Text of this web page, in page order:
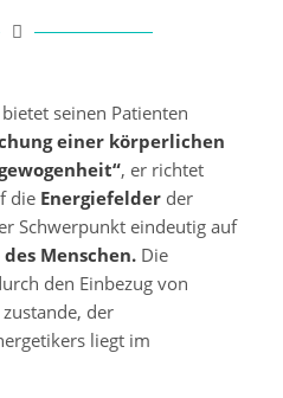
seinen Patienten
einer körperlichen
, er richtet
die Energiefelderder
Schwerpunkt eindeutig auf
Menschen. Die
den Einbezug von
der
liegt im